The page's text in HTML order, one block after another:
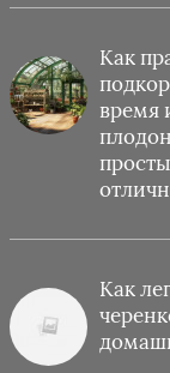
Как
время
Как